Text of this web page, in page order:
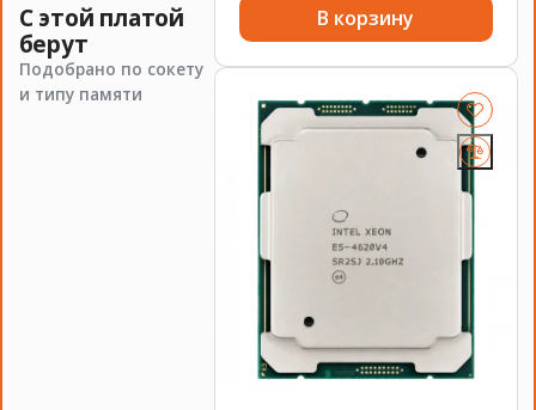
С этой платой
берут
Подобрано по сокету
и типу памяти
В корзину